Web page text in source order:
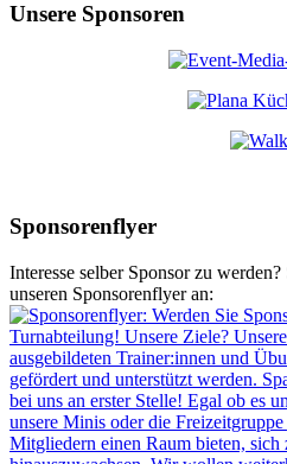
Unsere Sponsoren
Sponsorenflyer
Interesse selber Sponsor zu
unseren Sponsorenflyer an: